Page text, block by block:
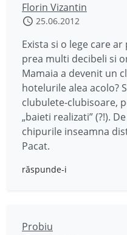
Florin Vizantin
25.06.2012
Exista si o lege care
prea multi decibeli si
Mamaia a devenit un
hotelurile alea acolo?
clubulete-clubisoare,
„baieti realizati” (?!).
chipurile inseamna
Pacat.
răspunde-i
Probiu